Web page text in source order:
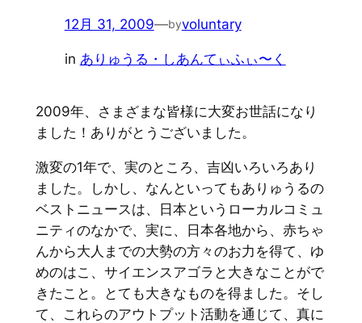
12月 31, 2009—byvoluntary
in ありゅうる・しあんてぃふぃ〜く
2009年、さまざまな皆様に大変お世話になり
ました！ありがとうございました。
激変の1年で、実のところ、吉凶いろいろあり
ました。しかし、なんといってもありゅうるの
ベストニュースは、日本というローカルコミュ
ニティのなかで、実に、日本各地から、赤ちゃ
んから大人までの大勢の方々のお力を得て、ゆ
めのはこ、サイエンスアゴラと大きなことがで
きたこと。とても大きなものを得ました。そし
て、これらのアウトプット活動を通じて、真に